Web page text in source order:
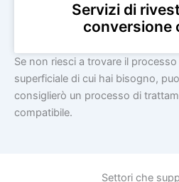
Servizi di
conversione
Se non riesci a trovare il
superficiale di cui hai bisogno,
consiglierò un processo di
compatibile.
Settori che